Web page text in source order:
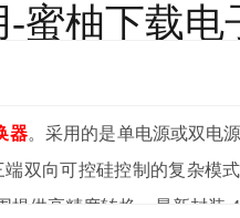
蜜柚下载电
器。采用的是单电源或双电
可控硅控制的复杂模式
供高精度转换，最新封装